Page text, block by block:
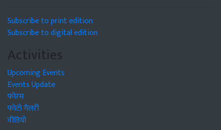
Subscribe to print edition
Subscribe to digital edition
Activities
Upcoming Events
Events Update
फोरम
फोटो गैलरी
वीडियो